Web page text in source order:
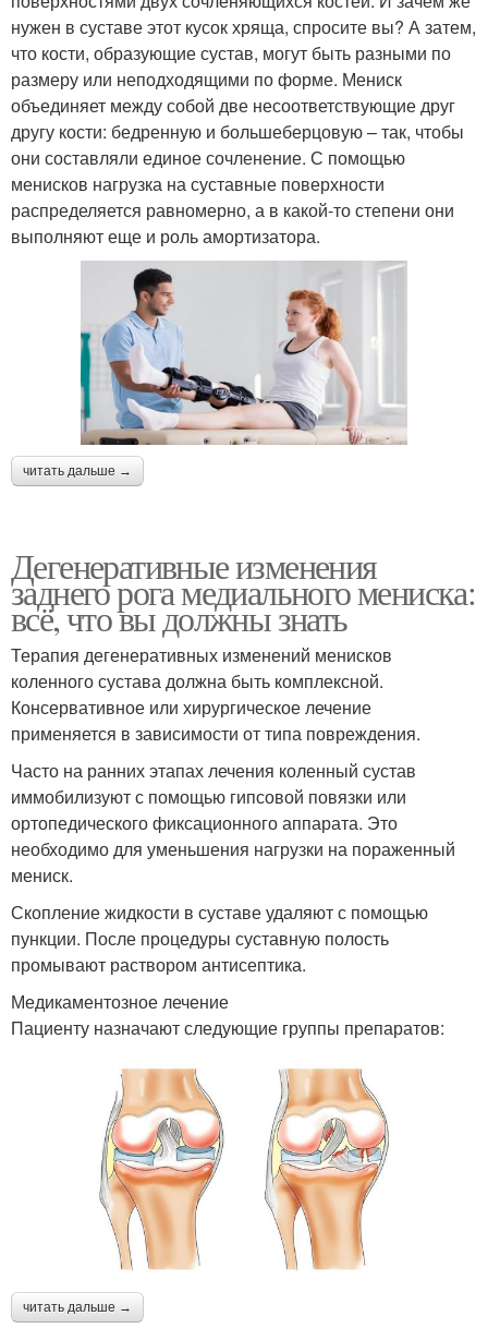
нужен в суставе этот кусок хряща, спросите вы? А затем,
что кости, образующие сустав, могут быть разными по
размеру или неподходящими по форме. Мениск
объединяет между собой две несоответствующие друг
другу кости: бедренную и большеберцовую – так, чтобы
они составляли единое сочленение. С помощью
менисков нагрузка на суставные поверхности
распределяется равномерно, а в какой-то степени они
выполняют еще и роль амортизатора.
читать дальше →
Дегенеративные изменения
заднего рога медиального мениска:
всё, что вы должны знать
Терапия дегенеративных изменений менисков
коленного сустава должна быть комплексной.
Консервативное или хирургическое лечение
применяется в зависимости от типа повреждения.
Часто на ранних этапах лечения коленный сустав
иммобилизуют с помощью гипсовой повязки или
ортопедического фиксационного аппарата. Это
необходимо для уменьшения нагрузки на пораженный
мениск.
Скопление жидкости в суставе удаляют с помощью
пункции. После процедуры суставную полость
промывают раствором антисептика.
Медикаментозное лечение
Пациенту назначают следующие группы препаратов:
читать дальше →